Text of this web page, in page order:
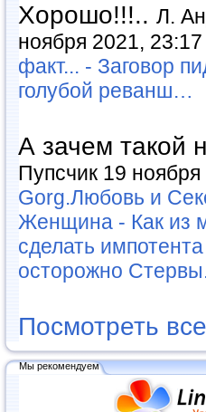
Хорошо!!!.. Л.
ноября 2021,
факт... - Заговор
голубой реванш…
А зачем такой
Пупсчик 19
Gorg.Любовь и
Женщина - Как из
сделать
осторожно
Посмотреть все
Мы рекомендуем